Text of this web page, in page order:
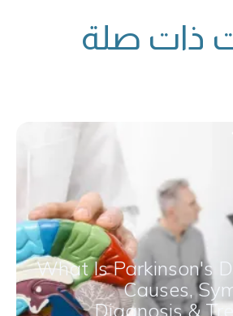
ذات صلة
What Is Parkinson's
Causes,
Diagnosis &